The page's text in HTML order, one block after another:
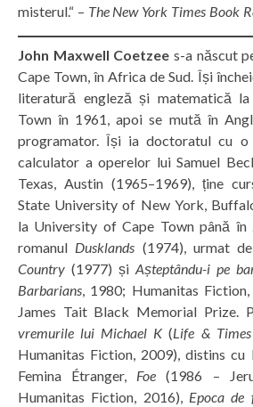
misterul.“ – The New York Times Book
John Maxwell Coetzee s-a născut
Cape Town, în Africa de Sud. Își
literatură engleză și matematică
Town în 1961, apoi se mută în
programator. Își ia doctoratul cu
calculator a operelor lui Samuel
Texas, Austin (1965–1969), ține
State University of New York,
la University of Cape Town până în
romanul Dusklands (1974), urmat de
Country (1977) și Așteptându-i pe
Barbarians, 1980; Humanitas
James Tait Black Memorial Prize.
vremurile lui Michael K(Life &
Humanitas Fiction, 2009), distins
Femina Étranger, Foe (1986 –
Humanitas Fiction, 2016), Epoca de